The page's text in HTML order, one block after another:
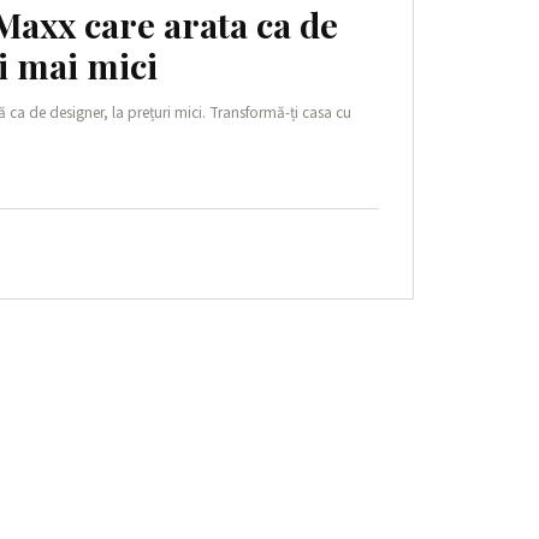
care arata ca de
mai mici
de designer, la prețuri mici. Transformă-ți casa cu